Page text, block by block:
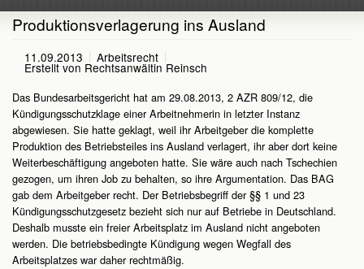
Sozialrecht
Produktionsverlagerung ins Ausland
11.09.2013 Arbeitsrecht
Erstellt von Rechtsanwältin Reinsch
Das Bundesarbeitsgericht hat am 29.08.2013, 2 AZR 809/12, die
Kündigungsschutzklage einer Arbeitnehmerin in letzter Instanz
abgewiesen. Sie hatte geklagt, weil ihr Arbeitgeber die komplette
Produktion des Betriebsteiles ins Ausland verlagert, ihr aber dort keine
Weiterbeschäftigung angeboten hatte. Sie wäre auch nach Tschechien
gezogen, um ihren Job zu behalten, so ihre Argumentation. Das BAG
gab dem Arbeitgeber recht. Der Betriebsbegriff der §§ 1 und 23
Kündigungsschutzgesetz bezieht sich nur auf Betriebe in Deutschland.
Deshalb musste ein freier Arbeitsplatz im Ausland nicht angeboten
werden. Die betriebsbedingte Kündigung wegen Wegfall des
Arbeitsplatzes war daher rechtmäßig.